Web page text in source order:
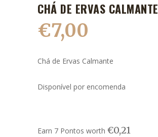
CHÁ DE ERVAS CALMANTE
€7,00
Chá de Ervas Calmante
Disponível por encomenda
Earn 7 Pontos worth €0,21